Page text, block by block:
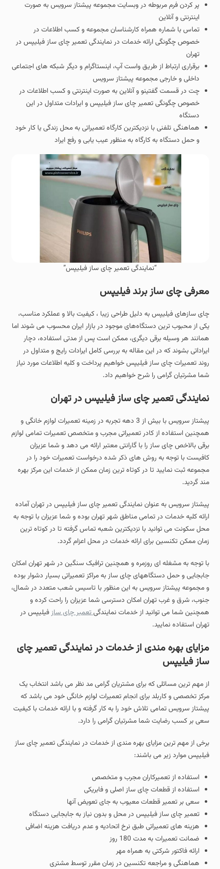
پر کردن فرم مربوطه در وبسایت مجموعه پیشتاز سرویس به صورت
اینترنتی و آنلاین
تماس با شماره همراه کارشناسان مجموعه و کسب اطلاعات در
خصوص چگونگی ارائه خدمات در نمایندگی تعمیر چای ساز فیلیپس در
تهران
برقراری ارتباط از طریق واست آپ، اینستاگرام و دیگر شبکه های اجتماعی
داخلی و خارجی مجموعه پیشتاز سرویس
چت در قسمت گفتینو و آنلاین به صورت اینترنتی و کسب اطلاعات در
خصوص چگونگی تعمیر چای ساز فیلیپس و ایرادات متداول در این
دستگاه
هماهنگی تلفنی با نزدیکترین کارگاه تعمیراتی به محل زندگی یا کار خود
و حمل دستگاه به کارگاه به منظور عیب یابی و رفع ایراد
“نمایندگی تعمیر چای ساز فیلیپس”
معرفی چای ساز برند فیلیپس
چای‌ سازهای فیلیپس به دلیل طراحی زیبا ، کیفیت بالا و عملکرد مناسب،
یکی از محبوب‌ ترین دستگاه‌های موجود در بازار ایران محسوب می شوند اما
همانند هر وسیله برقی دیگری، ممکن است پس از مدتی استفاده، دچار
ایراداتی بشوند که در این مقاله به بررسی کامل ایرادات رایج و متداول در
روند تعمیرات چای ساز فیلیپس خواهیم پرداخت و کلیه اطلاعات مورد نیاز
شما مشرتیان گرامی را شرح خواهیم داد.
نمایندگی تعمیر چای ساز فیلیپس در تهران
پیشتاز سرویس با بیش از 3 دهه تجربه در زمینه تعمیرات لوازم خانگی و
همچنین استفاده از کادر تعمیراتی مجرب و متخصص تعمیرات تمامی لوازم
برقی بالاخص چای ساز را با گارانتی معتبر ارائه می دهد و شما عزیزان
کافیست با توجه به روش های ذکر شده درخواست تعمیرات خود را در
مجموعه ثبت نمایید تا در کوتاه ترین زمان ممکن از خدمات این مرکز بهره
مند گردید.
پیشتاز سرویس به عنوان نمایندگی تعمیر چای ساز فیلیپس در تهران آماده
ارائه کلیه خدمات در تمامی مناطق شهر تهران بوده و شما عزیزان با توجه به
محل سکونت می توانید با نزدیکترین شعبه تماس گرفته تا در کوتاه ترین
زمان ممکن تکنسین برای ارائه خدمات در محل اعزام گردد.
با توجه به مشغله ای روزمره و همچنین ترافیک سنگین در شهر تهران امکان
جابجایی و حمل دستگاههای چای ساز به مراکز تعمیراتی بسیار دشوار بوده
و مجموعه پیشتاز سرویس به این منظور با تاسیس شعب متعدد در شمال،
جنوب، شرق و غرب تهران امکان دسترسی شما عزیزان را راحت کرده و
همچنین شما می توانید از خدمات نمایندگیتعمیر چای سازفیلیپس در
تهران استفاده نمایید.
مزایای بهره مندی از خدمات در نمایندگی تعمیر چای
ساز فیلیپس
از مهم ترین مسائلی که برای مشتریان گرامی مد نظر می باشد انتخاب یک
مرکز تخصصی و کاربلد برای انجام تعمیرات لوازم خانگی خود می باشد که
پیشتاز سرویس تمامی تلاش خود را به کار گرفته و با ارائه خدمات با کیفیت
سعی بر کسب رضایت شما مشرتیان گرامی را دارد.
برخی از مهم ترین مزایای بهره مندی از خدمات در نمایندگی تعمیر چای ساز
فیلیپس موارد زیر می باشند:
استفاده از تعمیرکاران مجرب و متخصص
استفاده از قطعات چای ساز اصلی و فابریکی
سعی بر تعمیر قطعات معیوب به جای تعویض آنها
تعمیر چای ساز فیلیپس در محل و بدون نیاز به جابجایی دستگاه
هزینه های تعمیراتی طبق نرخ اتحادیه و عدم دریافت هزینه اضافی
ضمانت تعمیرات به مدت 180 روز
ارائه فاکتور شرکتی به همراه مهر
هماهنگی و مراجعه تکنسین در زمان مقرر توسط مشتری